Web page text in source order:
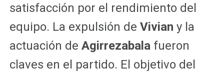
satisfacción por el rendimiento del
equipo. La expulsión de Vivian y la
actuación de Agirrezabalafueron
claves en el partido. El objetivo del